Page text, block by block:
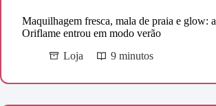
Maquilhagem fresca, mala de praia e glow: a
Oriflame entrou em modo verão
Loja
9 minutos